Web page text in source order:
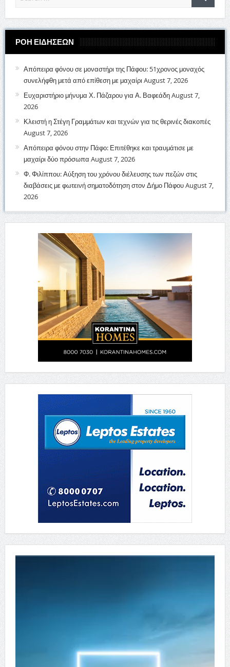
ΡΟΗ ΕΙΔΗΣΕΩΝ
Απόπειρα φόνου σε μοναστήρι της Πάφου: 51χρονος μοναχός
συνελήφθη μετά από επίθεση με μαχαίρι August 7, 2026
Ευχαριστήριο μήνυμα Χ. Πάζαρου για Α. ΒαφεάδηAugust 7,
2026
Κλειστή η Στέγη Γραμμάτων και τεχνών για τις θερινές διακοπές
August 7, 2026
Απόπειρα φόνου στην Πάφο: Επιτέθηκε και τραυμάτισε με
μαχαίρι δύο πρόσωπα August 7, 2026
Φ. Φιλίππου: Αύξηση του χρόνου διέλευσης των πεζών στις
διαβάσεις με φωτεινή σηματοδότηση στον Δήμο ΠάφουAugust 7,
2026